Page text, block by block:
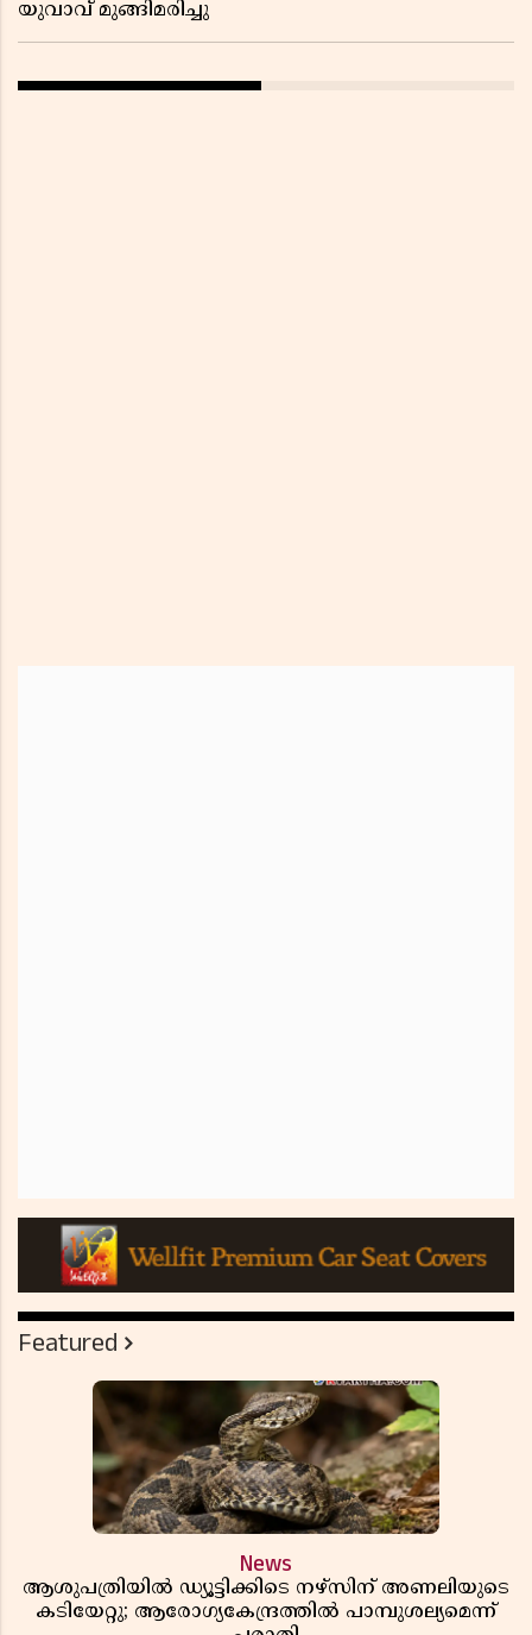
യുവാവ് മുങ്ങിമരിച്ചു
Featured
News
ആശുപത്രിയിൽ ഡ്യൂട്ടിക്കിടെ നഴ്സിന് അണലിയുടെ
കടിയേറ്റു; ആരോഗ്യകേന്ദ്രത്തിൽ പാമ്പുശല്യമെന്ന്